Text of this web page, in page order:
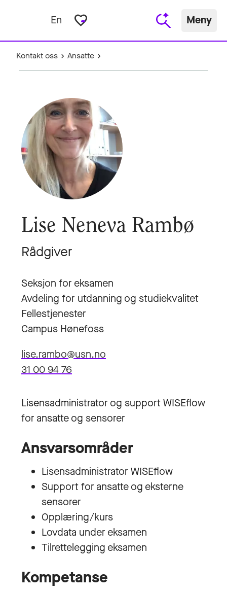
En favorite_border Meny
Kontakt oss Ansatte
Lise Neneva Rambø
Rådgiver
Seksjon for eksamen
Avdeling for utdanning og studiekvalitet
Fellestjenester
Campus Hønefoss
lise.rambo@usn.no
31 00 94 76
Lisensadministrator og support WISEflow
for ansatte og sensorer
Ansvarsområder
Lisensadministrator WISEflow
Support for ansatte og eksterne
sensorer
Opplæring/kurs
Lovdata under eksamen
Tilrettelegging eksamen
Kompetanse